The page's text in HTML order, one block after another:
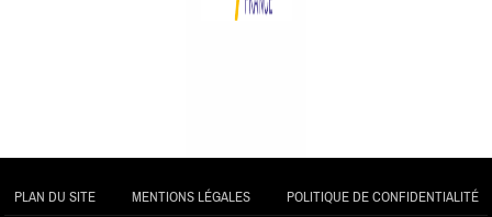
PLAN DU SITE MENTIONS LÉGALES POLITIQUE DE CONFIDENTIALITÉ